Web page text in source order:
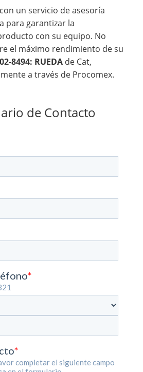
un servicio de asesoría
para garantizar la
con su equipo. No
el máximo rendimiento de su
8494: RUEDA de Cat,
a través de Procomex.
de Contacto